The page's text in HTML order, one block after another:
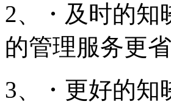
2、・及时的知
的管理服务更
3、・更好的知